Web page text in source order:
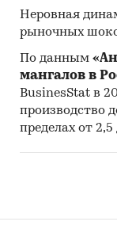
Неровная
рыночных
По данным
мангалов в
BusinesStat в
производство
пределах от